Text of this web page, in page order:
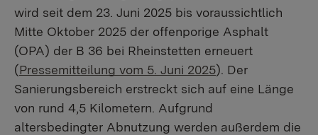
wird seit dem 23. Juni 2025 bis voraussichtlich
Mitte Oktober 2025 der offenporige Asphalt
(OPA) der B 36 bei Rheinstetten erneuert
(Pressemitteilung vom 5. Juni 2025). Der
Sanierungsbereich erstreckt sich auf eine Länge
von rund 4,5 Kilometern. Aufgrund
altersbedingter Abnutzung werden außerdem die